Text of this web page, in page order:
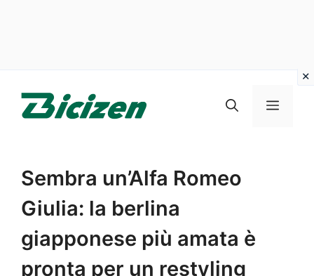
Menu
Sembra un’Alfa Romeo
Giulia: la berlina
giapponese più amata è
pronta per un restyling